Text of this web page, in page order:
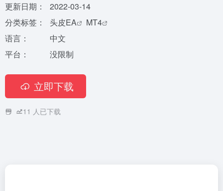
更新日期：
2022-03-14
分类标签：
头皮EA
MT4
语言：
中文
平台：
没限制
立即下载
11 人已下载